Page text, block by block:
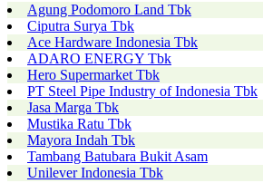
Agung Podomoro Land Tbk
Ciputra Surya Tbk
Ace Hardware Indonesia Tbk
ADARO ENERGY Tbk
Hero Supermarket Tbk
PT Steel Pipe Industry of Indonesia Tbk
Jasa Marga Tbk
Mustika Ratu Tbk
Mayora Indah Tbk
Tambang Batubara Bukit Asam
Unilever Indonesia Tbk